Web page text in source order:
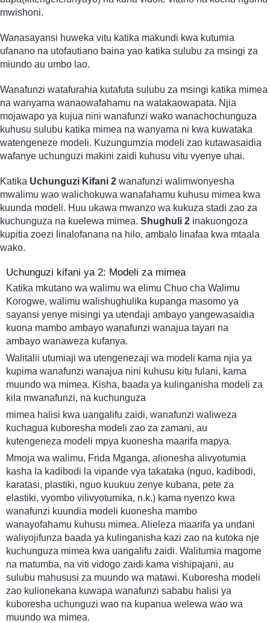
mwishoni.
Wanasayansi huweka vitu katika makundi kwa kutumia
ufanano na utofautiano baina yao katika sulubu za msingi za
miundo au umbo lao.
Wanafunzi watafurahia kutafuta sulubu za msingi katika mimea
na wanyama wanaowafahamu na watakaowapata. Njia
mojawapo ya kujua nini wanafunzi wako wanachochunguza
kuhusu sulubu katika mimea na wanyama ni kwa kuwataka
watengeneze modeli. Kuzungumzia modeli zao kutawasaidia
wafanye uchunguzi makini zaidi kuhusu vitu vyenye uhai.
Katika Uchunguzi Kifani 2 wanafunzi walimwonyesha
mwalimu wao walichokuwa wanafahamu kuhusu mimea kwa
kuunda modeli. Huu ukawa mwanzo wa kukuza stadi zao za
kuchunguza na kuelewa mimea. Shughuli 2 inakuongoza
kupitia zoezi linalofanana na hilo, ambalo linafaa kwa mtaala
wako.
Uchunguzi kifani ya 2: Modeli za mimea
Katika mkutano wa walimu wa elimu Chuo cha Walimu
Korogwe, walimu walishughulika kupanga masomo ya
sayansi yenye misingi ya utendaji ambayo yangewasaidia
kuona mambo ambayo wanafunzi wanajua tayari na
ambayo wanaweza kufanya.
Walitalii utumiaji wa utengenezaji wa modeli kama njia ya
kupima wanafunzi wanajua nini kuhusu kitu fulani, kama
muundo wa mimea. Kisha, baada ya kulinganisha modeli za
kila mwanafunzi, na kuchunguza
mimea halisi kwa uangalifu zaidi, wanafunzi waliweza
kuchagua kuboresha modeli zao za zamani, au
kutengeneza modeli mpya kuonesha maarifa mapya.
Mmoja wa walimu, Frida Mganga, alionesha alivyotumia
kasha la kadibodi la vipande vya takataka (nguo, kadibodi,
karatasi, plastiki, nguo kuukuu zenye kubana, pete za
elastiki, vyombo vilivyotumika, n.k.) kama nyenzo kwa
wanafunzi kuundia modeli kuonesha mambo
wanayofahamu kuhusu mimea. Alieleza maarifa ya undani
waliyojifunza baada ya kulinganisha kazi zao na kutoka nje
kuchunguza mimea kwa uangalifu zaidi. Walitumia magome
na matumba, na viti vidogo zaidi kama vishipajani, au
sulubu mahususi za muundo wa matawi. Kuboresha modeli
zao kulionekana kuwapa wanafunzi sababu halisi ya
kuboresha uchunguzi wao na kupanua welewa wao wa
muundo wa mimea.